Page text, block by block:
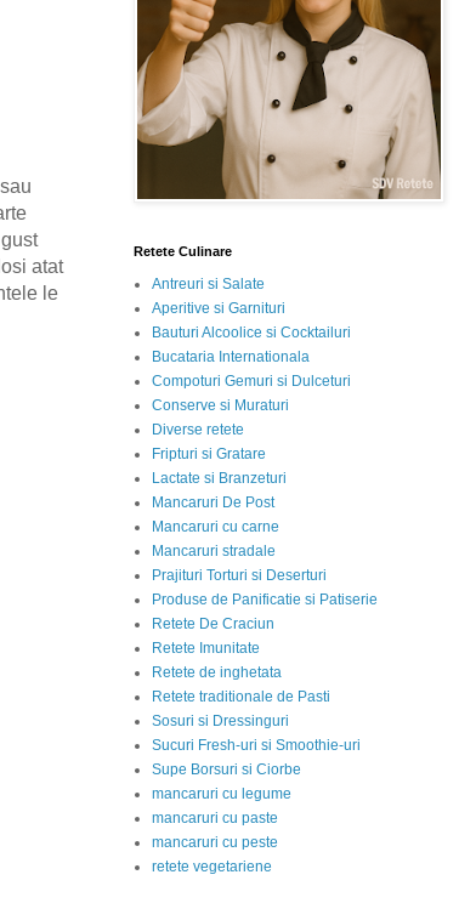
atat
le
Retete Culinare
Antreuri si Salate
Aperitive si Garnituri
Bauturi Alcoolice si Cocktailuri
Bucataria Internationala
Compoturi Gemuri si Dulceturi
Conserve si Muraturi
Diverse retete
Fripturi si Gratare
Lactate si Branzeturi
Mancaruri De Post
Mancaruri cu carne
Mancaruri stradale
Prajituri Torturi si Deserturi
Produse de Panificatie si Patiserie
Retete De Craciun
Retete Imunitate
Retete de inghetata
Retete traditionale de Pasti
Sosuri si Dressinguri
Sucuri Fresh-uri si Smoothie-uri
Supe Borsuri si Ciorbe
mancaruri cu legume
mancaruri cu paste
mancaruri cu peste
retete vegetariene